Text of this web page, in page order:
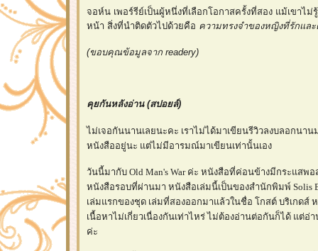
จอห์น เพอร์รีย์เป็นผู้หนึ่งที่เลือกโอกาสครั้งที่สอง แม้เขาไม่
หน้า สิ่งที่นำติดตัวไปด้วยคือ ความทรงจำของหญิงที่รักแล
(ขอบคุณข้อมูลจาก readery)
คุยกันหลังอ่าน (สปอยล์)
ไม่เจอกันนานเลยนะคะ เราไม่ได้มาเขียนรีวิวลงบลอกนา
หนังสืออยู่นะ แต่ไม่มีอารมณ์มาเขียนเท่านั้นเอง
วันนี้มากับ Old Man's War ค่ะ หนังสือที่ค่อนข้างมีกระแสพ
หนังสือรอบที่ผ่านมา หนังสือเล่มนี้เป็นของสำนักพิมพ์ Solis
เล่มแรกของชุด เล่มที่สองออกมาแล้วในชื่อ โกสต์ บริเกดส์
เนื้อหาไม่เกี่ยวเนื่องกันเท่าไหร่ ไม่ต้องอ่านต่อกันก็ได้ แต่อ่
ค่ะ